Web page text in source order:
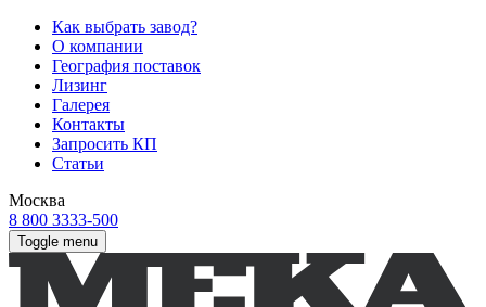
Как выбрать завод?
О компании
География поставок
Лизинг
Галерея
Контакты
Запросить КП
Статьи
Москва
8 800 3333-500
Toggle menu